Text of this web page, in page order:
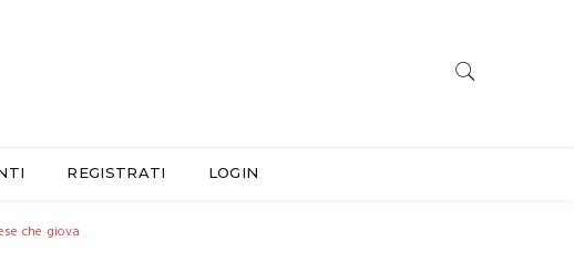
REGISTRATI LOGIN
che giova